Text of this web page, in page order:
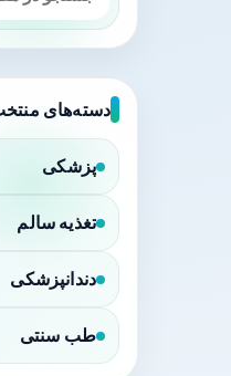
دسته‌های
پزشکی
تغذیه سالم
دندانپزشکی
طب سنتی